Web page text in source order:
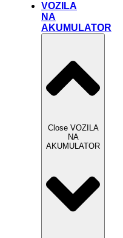
VOZILA
NA
AKUMULATOR
Close VOZILA
NA
AKUMULATOR